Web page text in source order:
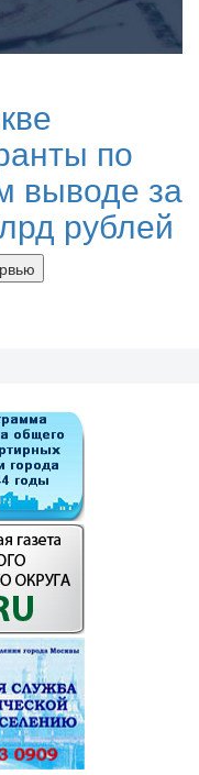
по
выводе за
рублей